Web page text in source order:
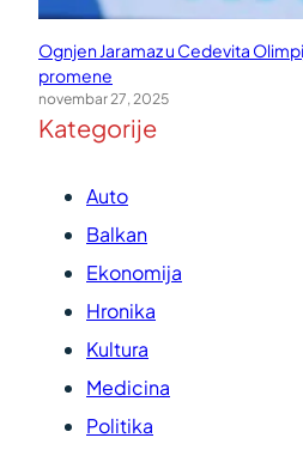
Ognjen Jaramaz u Cedevita
promene
novembar 27, 2025
Kategorije
Auto
Balkan
Ekonomija
Hronika
Kultura
Medicina
Politika